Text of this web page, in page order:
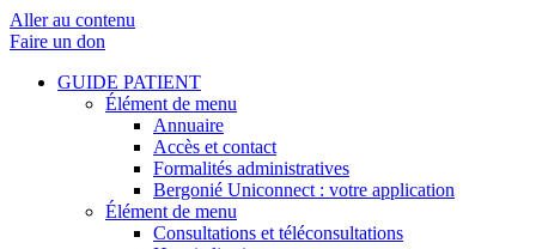
Aller au contenu
Faire un don
GUIDE PATIENT
Élément de menu
Annuaire
Accès et contact
Formalités administratives
Bergonié Uniconnect : votre application
Élément de menu
Consultations et téléconsultations